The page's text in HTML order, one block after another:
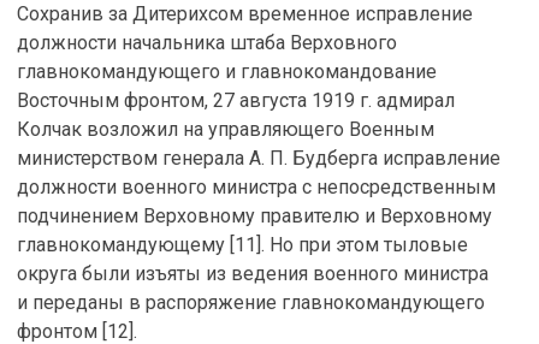
Сохранив за Дитерихсом временное исправление
должности начальника штаба Верховного
главнокомандующего и главнокомандование
Восточным фронтом, 27 августа 1919 г. адмирал
Колчак возложил на управляющего Военным
министерством генерала А. П. Будберга исправление
должности военного министра с непосредственным
подчинением Верховному правителю и Верховному
главнокомандующему [11]. Но при этом тыловые
округа были изъяты из ведения военного министра
и переданы в распоряжение главнокомандующего
фронтом [12].